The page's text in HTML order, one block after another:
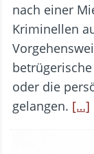
nach einer
Kriminellen
oder die
gelangen. […]